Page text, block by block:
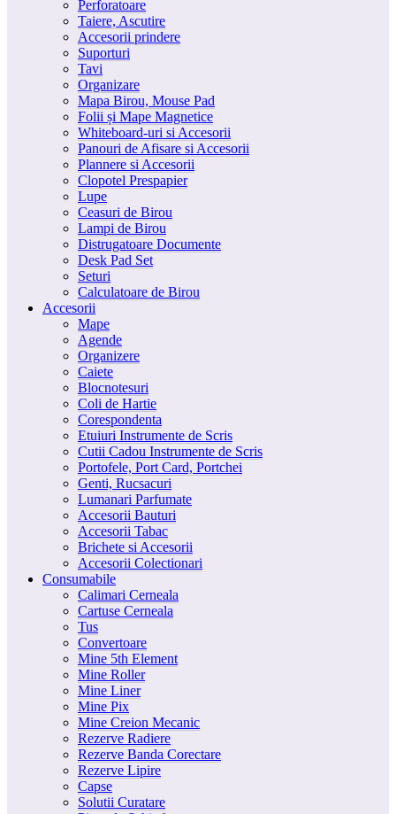
Perforatoare
Taiere, Ascutire
Accesorii prindere
Suporturi
Tavi
Organizare
Mapa Birou, Mouse Pad
Folii și Mape Magnetice
Whiteboard-uri si Accesorii
Panouri de Afisare si Accesorii
Plannere si Accesorii
Clopotel Prespapier
Lupe
Ceasuri de Birou
Lampi de Birou
Distrugatoare Documente
Desk Pad Set
Seturi
Calculatoare de Birou
Accesorii
Mape
Agende
Organizere
Caiete
Blocnotesuri
Coli de Hartie
Corespondenta
Etuiuri Instrumente de Scris
Cutii Cadou Instrumente de Scris
Portofele, Port Card, Portchei
Genti, Rucsacuri
Lumanari Parfumate
Accesorii Bauturi
Accesorii Tabac
Brichete si Accesorii
Accesorii Colectionari
Consumabile
Calimari Cerneala
Cartuse Cerneala
Tus
Convertoare
Mine 5th Element
Mine Roller
Mine Liner
Mine Pix
Mine Creion Mecanic
Rezerve Radiere
Rezerve Banda Corectare
Rezerve Lipire
Capse
Solutii Curatare